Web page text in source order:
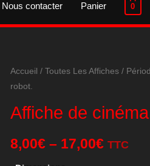
Nous contacter Panier 0
Accueil / Toutes Les Affiches /
robot.
Affiche de
8,00€ – 17,00€ TTC